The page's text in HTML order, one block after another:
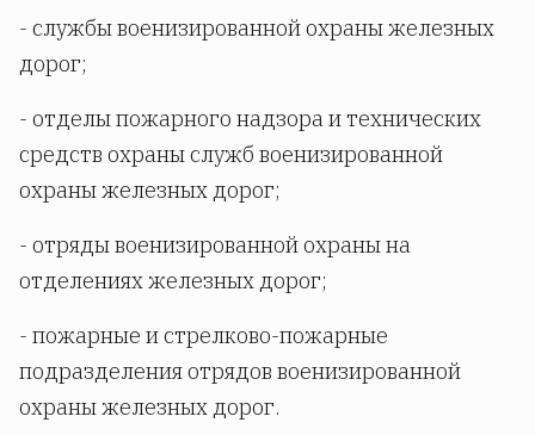
- службы военизированной охраны железных
дорог;
- отделы пожарного надзора и технических
средств охраны служб военизированной
охраны железных дорог;
- отряды военизированной охраны на
отделениях железных дорог;
- пожарные и стрелково-пожарные
подразделения отрядов военизированной
охраны железных дорог.